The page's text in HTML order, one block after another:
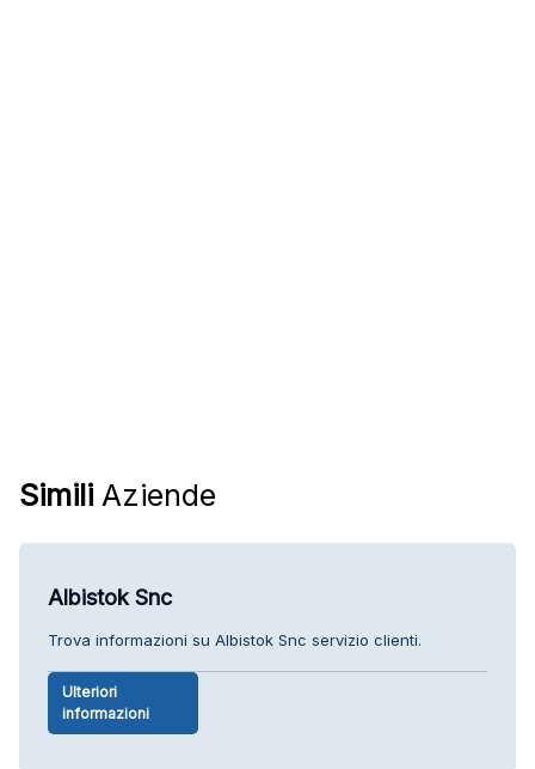
Simili Aziende
Albistok Snc
Trova informazioni su Albistok Snc servizio clienti.
Ulteriori
informazioni